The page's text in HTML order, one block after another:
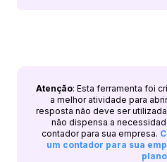
Atenção: Esta ferramenta foi
a melhor atividade para
resposta não deve ser
não dispensa a
contador para sua empresa.
um contador para sua